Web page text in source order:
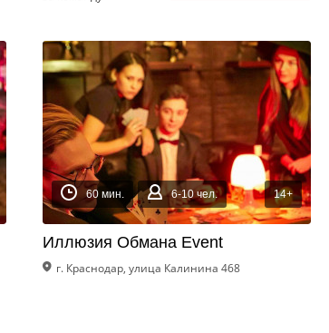
60 мин. 6-10 чел. 14+
Иллюзия Обмана Event
г. Краснодар, улица Калинина 468